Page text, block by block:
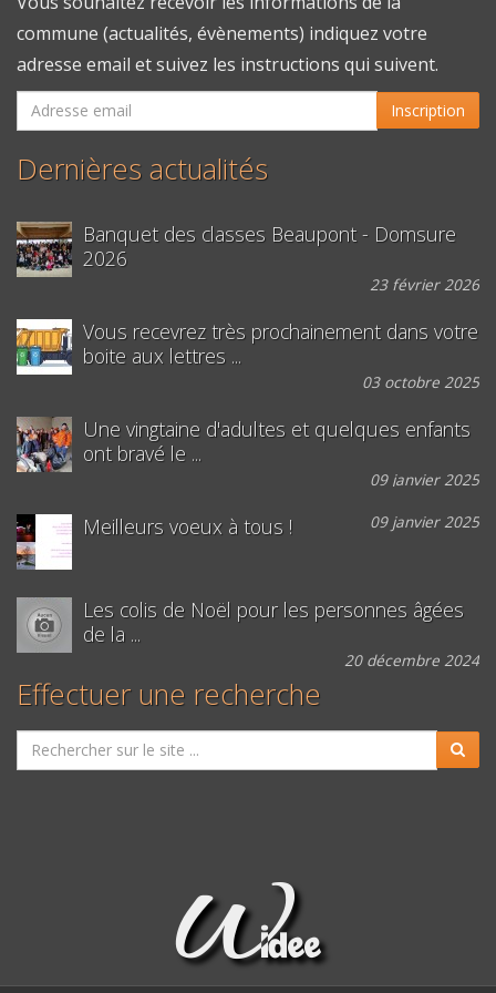
Marie Joséphine. Elle a été baptisée en l’année
1845.
Son parrain : Denis Joseph Collet (Maire de
Beaupont).
Sa marraine : Rose Vitte, épouse Maitrepierre.
Elle a sonné la mobilisation, je sonnerai la victoire.
J’ai été baptisée en 1916 par Emile Landry, Maire de
Beaupont et le curé Marie Hippolyte Jollion. Je
Marraine : Marie Chanel, épouse de J. Chanel.
« Si vous entendez ma voix, n’endurcissez pas vos
cœurs »
commune (actualités, évènements) indiquez votre
adresse email et suivez les instructions qui suivent.
Inscription
Dernières actualités
Banquet des classes Beaupont - Domsure
2026
23 février 2026
Vous recevrez très prochainement dans votre
boite aux lettres ...
03 octobre 2025
Une vingtaine d'adultes et quelques enfants
ont bravé le ...
09 janvier 2025
Meilleurs voeux à tous ! 09 janvier 2025
Les colis de Noël pour les personnes âgées
de la ...
20 décembre 2024
Effectuer une recherche